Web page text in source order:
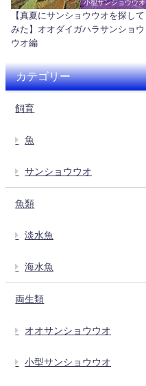
小型サンショウウオ
【真夏にサンショウウオを探して
みた】オオダイガハラサンショウ
ウオ編
カテゴリー
飼育
魚
サンショウウオ
魚類
淡水魚
海水魚
両生類
オオサンショウウオ
小型サンショウウオ